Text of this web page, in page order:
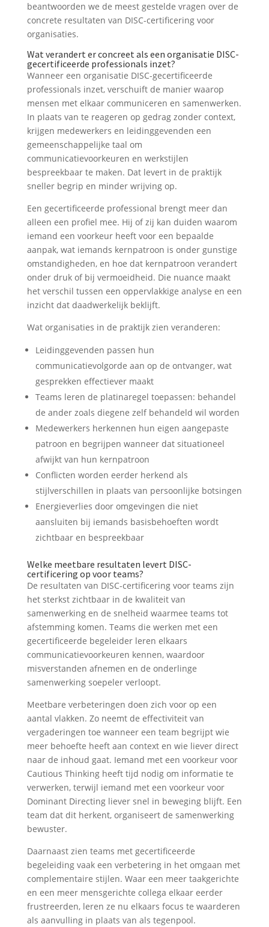
beantwoorden we de meest gestelde vragen over de
concrete resultaten van DISC-certificering voor
organisaties.
Wat verandert er concreet als een organisatie DISC-
gecertificeerde professionals inzet?
Wanneer een organisatie DISC-gecertificeerde
professionals inzet, verschuift de manier waarop
mensen met elkaar communiceren en samenwerken.
In plaats van te reageren op gedrag zonder context,
krijgen medewerkers en leidinggevenden een
gemeenschappelijke taal om
communicatievoorkeuren en werkstijlen
bespreekbaar te maken. Dat levert in de praktijk
sneller begrip en minder wrijving op.
Een gecertificeerde professional brengt meer dan
alleen een profiel mee. Hij of zij kan duiden waarom
iemand een voorkeur heeft voor een bepaalde
aanpak, wat iemands kernpatroon is onder gunstige
omstandigheden, en hoe dat kernpatroon verandert
onder druk of bij vermoeidheid. Die nuance maakt
het verschil tussen een oppervlakkige analyse en een
inzicht dat daadwerkelijk beklijft.
Wat organisaties in de praktijk zien veranderen:
Leidinggevenden passen hun
communicatievolgorde aan op de ontvanger, wat
gesprekken effectiever maakt
Teams leren de platinaregel toepassen: behandel
de ander zoals diegene zelf behandeld wil worden
Medewerkers herkennen hun eigen aangepaste
patroon en begrijpen wanneer dat situationeel
afwijkt van hun kernpatroon
Conflicten worden eerder herkend als
stijlverschillen in plaats van persoonlijke botsingen
Energieverlies door omgevingen die niet
aansluiten bij iemands basisbehoeften wordt
zichtbaar en bespreekbaar
Welke meetbare resultaten levert DISC-
certificering op voor teams?
De resultaten van DISC-certificering voor teams zijn
het sterkst zichtbaar in de kwaliteit van
samenwerking en de snelheid waarmee teams tot
afstemming komen. Teams die werken met een
gecertificeerde begeleider leren elkaars
communicatievoorkeuren kennen, waardoor
misverstanden afnemen en de onderlinge
samenwerking soepeler verloopt.
Meetbare verbeteringen doen zich voor op een
aantal vlakken. Zo neemt de effectiviteit van
vergaderingen toe wanneer een team begrijpt wie
meer behoefte heeft aan context en wie liever direct
naar de inhoud gaat. Iemand met een voorkeur voor
Cautious Thinking heeft tijd nodig om informatie te
verwerken, terwijl iemand met een voorkeur voor
Dominant Directing liever snel in beweging blijft. Een
team dat dit herkent, organiseert de samenwerking
bewuster.
Daarnaast zien teams met gecertificeerde
begeleiding vaak een verbetering in het omgaan met
complementaire stijlen. Waar een meer taakgerichte
en een meer mensgerichte collega elkaar eerder
frustreerden, leren ze nu elkaars focus te waarderen
als aanvulling in plaats van als tegenpool.